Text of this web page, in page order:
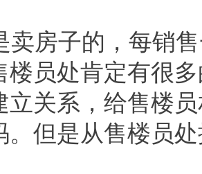
房子的，每销
楼员处肯定有很
立关系，给售楼
。但是从售楼员